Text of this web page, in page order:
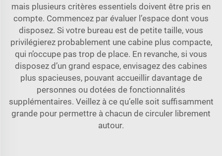
mais plusieurs critères essentiels doivent être pris en
compte. Commencez par évaluer l’espace dont vous
disposez. Si votre bureau est de petite taille, vous
privilégierez probablement une cabine plus compacte,
qui n’occupe pas trop de place. En revanche, si vous
disposez d’un grand espace, envisagez des cabines
plus spacieuses, pouvant accueillir davantage de
personnes ou dotées de fonctionnalités
supplémentaires. Veillez à ce qu’elle soit suffisamment
grande pour permettre à chacun de circuler librement
autour.